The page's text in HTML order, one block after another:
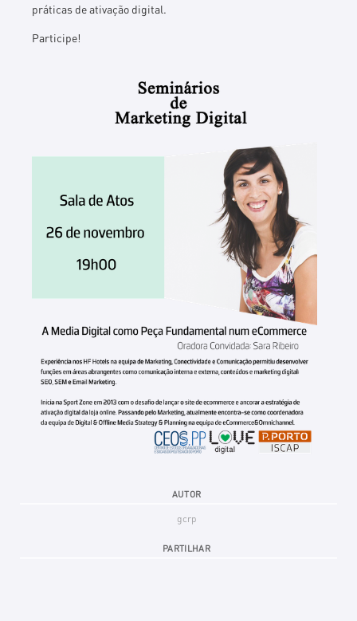
práticas de ativação digital.
Participe!
AUTOR
gcrp
PARTILHAR